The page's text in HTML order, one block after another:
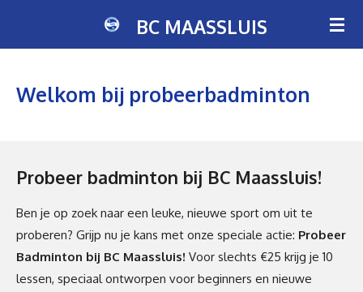
hoofdinhoud
BC MAASSLUIS
Welkom bij probeerbadminton
Probeer badminton bij BC Maassluis!
Ben je op zoek naar een leuke, nieuwe sport om uit te
proberen? Grijp nu je kans met onze speciale actie: Probeer
Badminton bij BC Maassluis! Voor slechts €25 krijg je 10
lessen, speciaal ontworpen voor beginners en nieuwe